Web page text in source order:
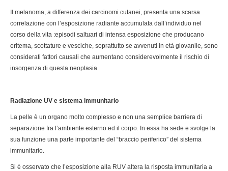
Il melanoma, a differenza dei carcinomi cutanei, presenta una scarsa
correlazione con l’esposizione radiante accumulata dall’individuo nel
corso della vita :episodi saltuari di intensa esposizione che producano
eritema, scottature e vesciche, soprattutto se avvenuti in età giovanile, sono
considerati fattori causali che aumentano considerevolmente il rischio di
insorgenza di questa neoplasia.
Radiazione UV e sistema immunitario
La pelle è un organo molto complesso e non una semplice barriera di
separazione fra l’ambiente esterno ed il corpo. In essa ha sede e svolge la
sua funzione una parte importante del “braccio periferico” del sistema
immunitario.
Si è osservato che l’esposizione alla RUV altera la risposta immunitaria a